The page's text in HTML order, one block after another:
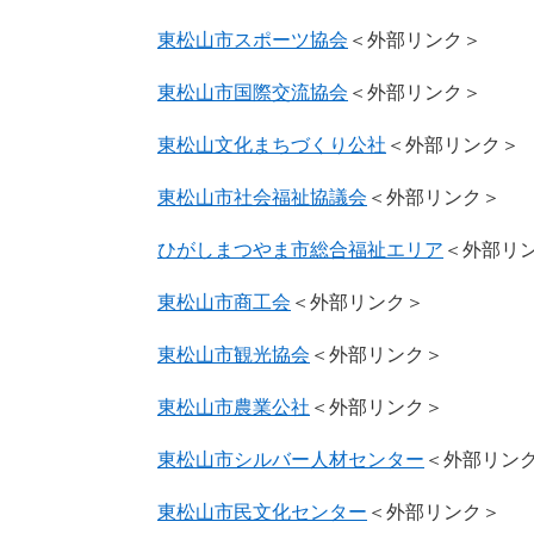
東松山市スポーツ協会 ＜外部リンク＞
東松山市国際交流協会 ＜外部リンク＞
東松山文化まちづくり公社 ＜外部リンク＞
東松山市社会福祉協議会 ＜外部リンク＞
ひがしまつやま市総合福祉エリア ＜外部リ
東松山市商工会 ＜外部リンク＞
東松山市観光協会 ＜外部リンク＞
東松山市農業公社 ＜外部リンク＞
東松山市シルバー人材センター ＜外部リン
東松山市民文化センター ＜外部リンク＞